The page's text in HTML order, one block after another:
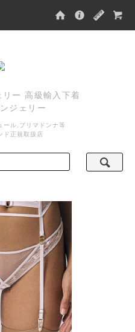
ー 高級輸入下着
ジェリー
ール,プリマドンナ等
ド正規取扱店